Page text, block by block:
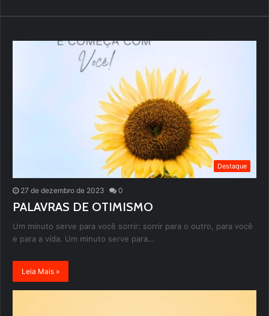
Destaque
27 de dezembro de 2023 0
PALAVRAS DE OTIMISMO
Um minuto serve para você sorrir: sorrir para o outro, para você
e para a vida. Um minuto serve para…
Leia Mais »